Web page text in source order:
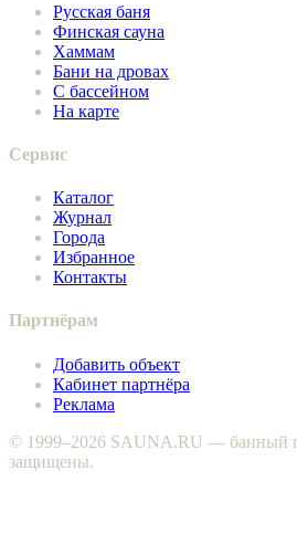
Русская баня
Финская сауна
Хаммам
Бани на дровах
С бассейном
На карте
Сервис
Каталог
Журнал
Города
Избранное
Контакты
Партнёрам
Добавить объект
Кабинет партнёра
Реклама
© 1999–2026 SAUNA.RU — банный
защищены.